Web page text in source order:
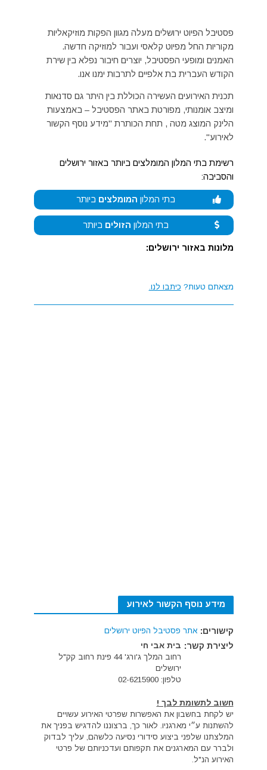
פסטיבל הפיוט ירושלים מעלה מגוון הפקות מוזיקאליות
מקוריות החל מפיוט קלאסי ועבור למוזיקה חדשה.
האמנים ומופעי הפסטיבל, יוצרים חיבור נפלא בין שירת
הקודש העברית בת אלפיים לתרבות ימנו אנו.
תכנית האירועים העשירה הכוללת בין היתר גם סדנאות
ומיצב אומנותי, מפורטת באתר הפסטיבל – באמצעות
הלינק המוצג מטה , תחת הכותרת "מידע נוסף הקשור
לאירוע".
רשימת בתי המלון המומלצים ביותר באזור ירושלים
והסביבה:
בתי המלון המומלצים ביותר
בתי המלון הזולים ביותר
מלונות באזור ירושלים:
מצאתם טעות? כיתבו לנו.
מידע נוסף הקשור לאירוע
קישורים: אתר פסטיבל הפיוט ירושלים
ליצירת קשר: בית אבי חי
רחוב המלך ג'ורג' 44 פינת רחוב קק"ל
ירושלים
טלפון: 02-6215900
חשוב לתשומת לבך !
יש לקחת בחשבון את האפשרות שפרטי האירוע עשויים
להשתנות ע״י מארגניו. לאור כך, ברצוננו להדגיש בפניך את
המלצתנו שלפני ביצוע סידורי נסיעה כלשהם, עליך לבדוק
ולברר עם המארגנים את תקפותם ועדכניותם של פרטי
האירוע הנ"ל.